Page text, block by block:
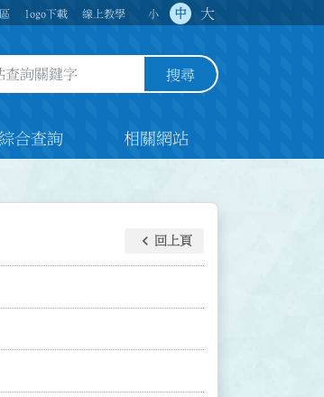
logo下載 線上教學 小 中 大
字欄位 搜尋
合查詢 相關網站
keyboard_arrow_left 回上頁